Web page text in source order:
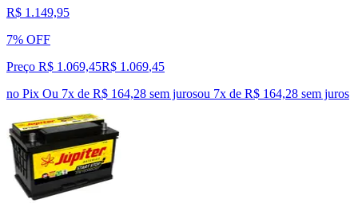
R$ 1.149,95
7% OFF
Preço R$ 1.069,45R$ 1.069,45
no Pix Ou 7x de R$ 164,28 sem jurosou 7x de R$ 164,28 sem juros